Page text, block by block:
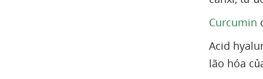
Curcumin
Acid
lão hóa